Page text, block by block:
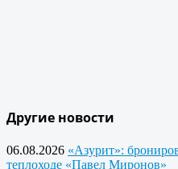
Другие новости
06.08.2026 «Азурит»:
теплоходе «Павел Миронов»